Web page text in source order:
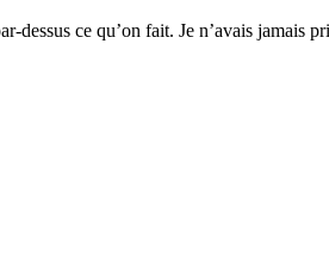
ce qu’on fait. Je n’avais jamais